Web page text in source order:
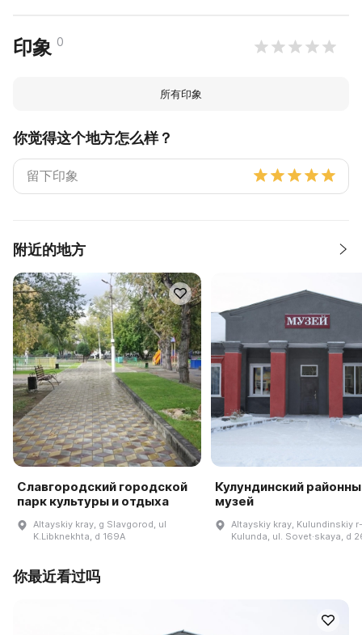
印象 0
所有印象
你觉得这个地方怎么样？
附近的地方
Славгородский городской
парк культуры и отдыха
Altayskiy kray, g Slavgorod, ul
K.Libknekhta, d 169A
Кулундинский
музей
Altayskiy kray, Kulundinskiy
Kulunda, ul. Sovet·skaya, d
你最近看过吗